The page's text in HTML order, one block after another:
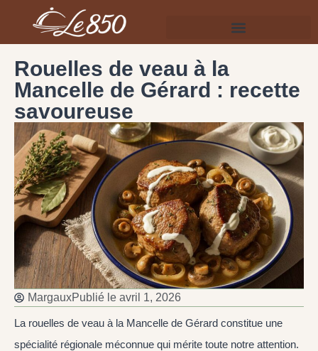
Rouelles de veau à la
Mancelle de Gérard : recette
savoureuse
MargauxPublié le avril 1, 2026
La rouelles de veau à la Mancelle de Gérard constitue une
spécialité régionale méconnue qui mérite toute notre attention.